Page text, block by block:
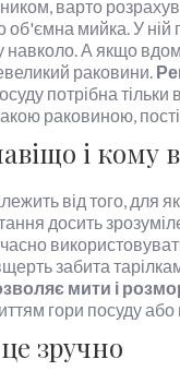
варто
об'ємна мийка. У
А якщо
раковини.
потрібна
раковиною,
і кому
від того, для
досить
забита
мити і
гори посуду
зручно